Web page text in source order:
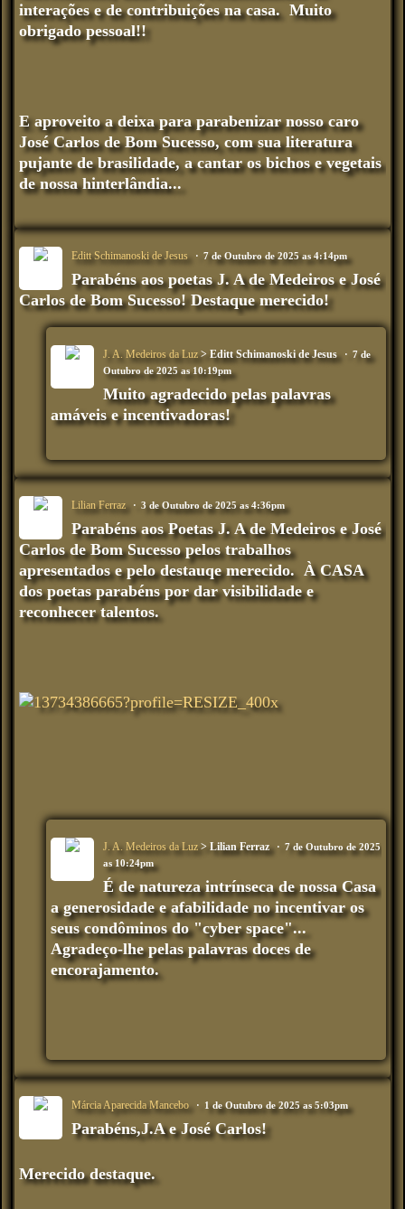
interações e de contribuições na casa. Muito
obrigado pessoal!!
E aproveito a deixa para parabenizar nosso caro
José Carlos de Bom Sucesso, com sua literatura
pujante de brasilidade, a cantar os bichos e vegetais
de nossa hinterlândia...
Editt Schimanoski de Jesus 7 de Outubro de 2025 as 4:14pm
Parabéns aos poetas J. A de Medeiros e José
Carlos de Bom Sucesso! Destaque merecido!
J. A. Medeiros da Luz> Editt Schimanoski de Jesus
7 de
Outubro de 2025 as 10:19pm
Muito agradecido pelas palavras
amáveis e incentivadoras!
Lilian Ferraz 3 de Outubro de 2025 as 4:36pm
Parabéns aos Poetas J. A de Medeiros e José
Carlos de Bom Sucesso pelos trabalhos
apresentados e pelo destauqe merecido. À CASA
dos poetas parabéns por dar visibilidade e
reconhecer talentos.
J. A. Medeiros da Luz> Lilian Ferraz
7 de Outubro de 2025
as 10:24pm
É de natureza intrínseca de nossa Casa
a generosidade e afabilidade no incentivar os
seus condôminos do "cyber space"...
Agradeço-lhe pelas palavras doces de
encorajamento.
Márcia Aparecida Mancebo 1 de Outubro de 2025 as 5:03pm
Parabéns,J.A e José Carlos!
Merecido destaque.